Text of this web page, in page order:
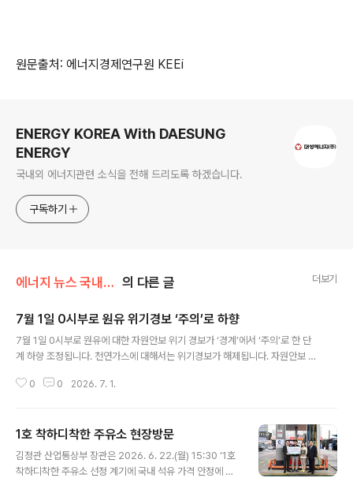
원문출처: 에너지경제연구원 KEEi
ENERGY KOREA With DAESUNG
ENERGY
국내외 에너지관련 소식을 전해 드리도록 하겠습니다.
구독하기
에너지 뉴스 국내&해외 의 다른 글 더보기
7월 1일 0시부로 원유 위기경보 ‘주의’로 하향
7월 1일 0시부로 원유에 대한 자원안보 위기 경보가 ‘경계’에서 ‘주의’로 한 단
계 하향 조정됩니다. 천연가스에 대해서는 위기경보가 해제됩니다. 자원안보 위
의 심각성과 국민 생활 및 국가경제 파급력 등을 종합적으로 고려해 발령됩니
전히 해소되지 않았고, 그간의 공격으로 향후 생산 차질이 없다고 예단할 수 없
는 만큼 ‘주의’ 단계로 관리하며 상황을 면밀히 주시할 필요가 있다고 판단했습
니다. 천연가스는 대체 물량을 적극 확보해 안정적인 수급 관리가 가능한 상태
0 0 2026. 7. 1.
1호 착하디착한 주유소 현장방문
김정관 산업통상부 장관은 2026. 6. 22.(월) 15:30 ‘1호
착하디착한 주유소 선정 계기에 국내 석유 가격 안정에 기